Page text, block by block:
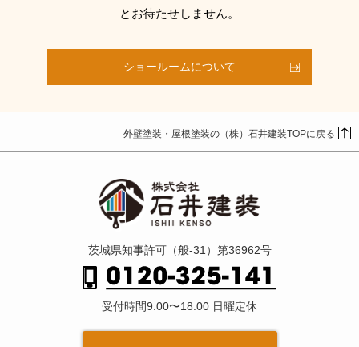
とお待たせしません。
ショールームについて
外壁塗装・屋根塗装の（株）石井建装TOPに戻る
茨城県知事許可（般-31）第36962号
受付時間9:00〜18:00 日曜定休